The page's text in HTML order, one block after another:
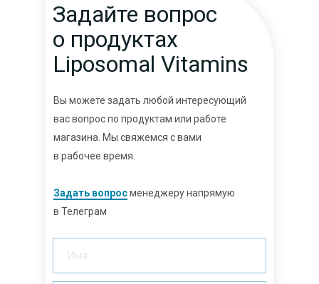
Задайте вопрос
о продуктах
Liposomal Vitamins
Вы можете задать любой интересующий
вас вопрос по продуктам или работе
магазина. Мы свяжемся с вами
в рабочее время.
Задать вопросменеджеру напрямую
в Телеграм